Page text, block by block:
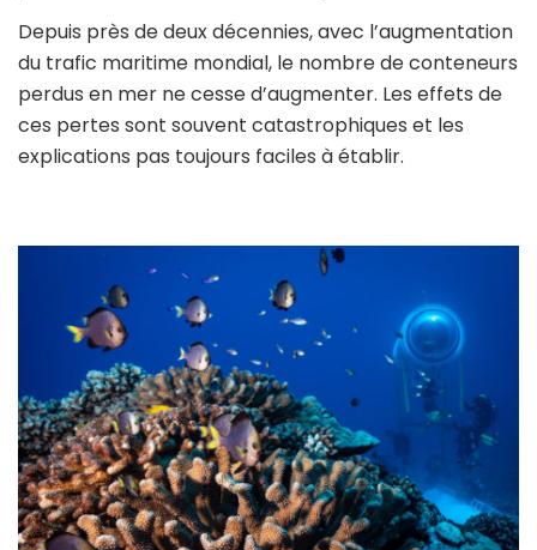
Depuis près de deux décennies, avec l’augmentation
du trafic maritime mondial, le nombre de conteneurs
perdus en mer ne cesse d’augmenter. Les effets de
ces pertes sont souvent catastrophiques et les
explications pas toujours faciles à établir.